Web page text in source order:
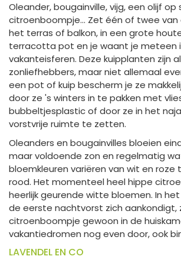
Oleander, bougainville, vijg, een olijf op
citroenboompje... Zet één of twee
het terras of balkon, in een grote
terracotta pot en je waant je meteen
vakanteisferen. Deze kuipplanten zijn
zonliefhebbers, maar niet allemaal
een pot of kuip bescherm je ze
door ze 's winters in te pakken met
bubbeltjesplastic of door ze in het
vorstvrije ruimte te zetten.
Oleanders en bougainvilles bloeien
maar voldoende zon en regelmatig
bloemkleuren variëren van wit en roze
rood. Het momenteel heel hippe
heerlijk geurende witte bloemen. In
de eerste nachtvorst zich aankondigt,
citroenboompje gewoon in de
vakantiedromen nog even door, ook
LAVENDEL EN CO